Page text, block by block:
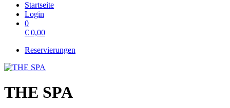
Startseite
Login
0
€ 0,00
Reservierungen
THE SPA